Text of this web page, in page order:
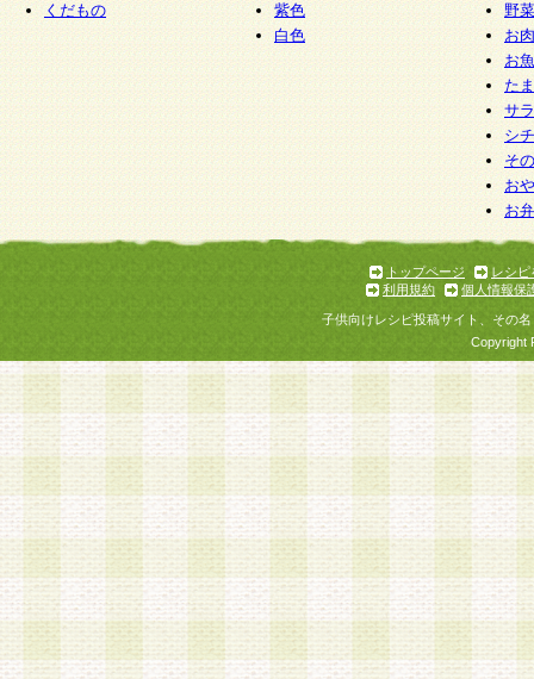
くだもの
紫色
白色
野
お
お
た
サ
シ
そ
お
お
トップページ
レシピ
利用規約
個人情報保
子供向けレシピ投稿サイト、その
Copyright